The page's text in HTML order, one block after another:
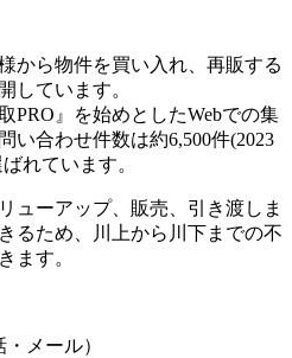
から物件を買い入れ、再販する
しています。
PRO』を始めとしたWebでの集
い合わせ件数は約6,500件(2023
れています。
ューアップ、販売、引き渡しま
るため、川上から川下までの不
ます。
メール）